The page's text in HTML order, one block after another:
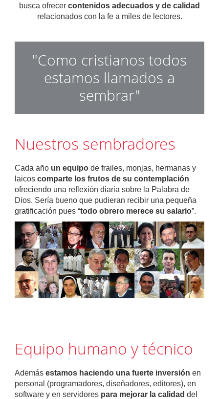
busca ofrecer contenidos adecuados y de calidad
relacionados con la fe a miles de lectores.
"Como cristianos todos
estamos llamados a
sembrar"
Nuestros sembradores
Cada año un equipo de frailes, monjas, hermanas y
laicos comparte los frutos de su contemplación
ofreciendo una reflexión diaria sobre la Palabra de
Dios. Sería bueno que pudieran recibir una pequeña
gratificación pues “todo obrero merece su salario”.
Equipo humano y técnico
Además estamos haciendo una fuerte inversión en
personal (programadores, diseñadores, editores), en
software y en servidores para mejorar la calidad del